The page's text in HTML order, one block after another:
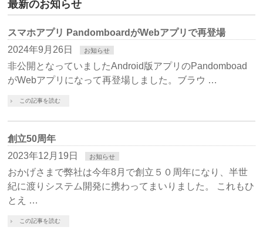
最新のお知らせ
スマホアプリ PandomboardがWebアプリで再登場
2024年9月26日
お知らせ
非公開となっていましたAndroid版アプリのPandomboad
がWebアプリになって再登場しました。ブラウ …
この記事を読む
創立50周年
2023年12月19日
お知らせ
おかげさまで弊社は今年8月で創立５０周年になり、半世
紀に渡りシステム開発に携わってまいりました。 これもひ
とえ …
この記事を読む